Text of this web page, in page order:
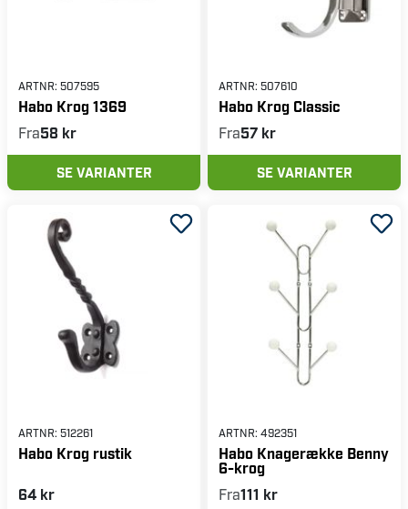
ARTNR: 507595
Habo Krog 1369
Fra58 kr
SE VARIANTER
ARTNR: 507610
Habo Krog Classic
Fra57 kr
SE VARIANTER
ARTNR: 512261
Habo Krog rustik
64 kr
ARTNR: 492351
Habo Knagerække Benny
6-krog
Fra111 kr